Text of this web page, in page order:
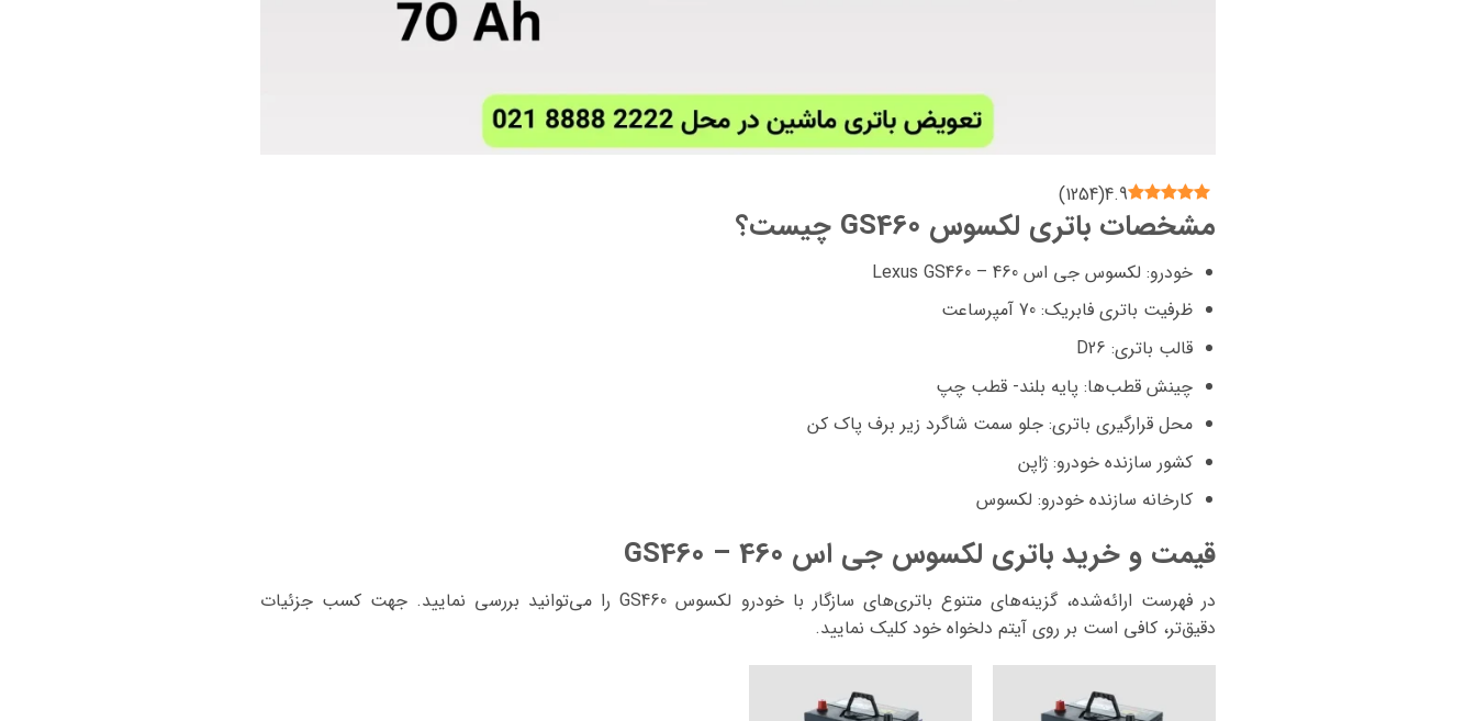
4.9
(
1254
)
مشخصات باتری لکسوس GS460 چیست؟
خودرو: لکسوس جی اس 460 – Lexus GS460
ظرفیت باتری فابریک: 70 آمپرساعت
قالب باتری: D26
چینش قطب‌ها: پایه بلند- قطب چپ
محل قرارگیری باتری: جلو سمت شاگرد زیر برف پاک کن
کشور سازنده خودرو: ژاپن
کارخانه سازنده خودرو: لکسوس
قیمت و خرید باتری لکسوس جی اس 460 – GS460
در فهرست ارائه‌شده، گزینه‌های متنوع باتری‌های سازگار با خودرو لکسوس GS460 را می‌توانید بررسی نمایید. جهت کسب جزئیات
دقیق‌تر، کافی است بر روی آیتم دلخواه خود کلیک نمایید.